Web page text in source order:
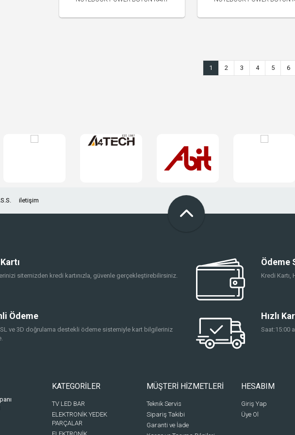
1 2 3 4 5 6
iletişim
sitemizden kredi kartınızla, güvenle gerçekleştirebilirsiniz.
Ödeme
Kredi Kartı,
Ödeme
ve 3D doğrulama destekli ödeme sistemiyle kart bilgileriniz
Hızlı
Saat:15:00
KATEGORİLER
TV LED BAR
ELEKTRONİK YEDEK
PARÇALAR
MÜŞTERİ HİZMETLERİ
Teknik Servis
Sipariş Takibi
Garanti ve İade
HESABIM
Giriş Yap
Üye Ol